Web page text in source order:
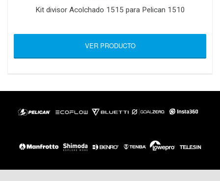
Kit divisor Acolchado 1515 para Pelican 1510
VER PRODUCTO